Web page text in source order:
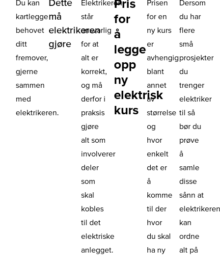
Du kan
kartlegge
behovet
ditt
fremover,
gjerne
sammen
med
elektrikeren.
Dette
må
elektrikeren
gjøre
Elektrikeren
står
ansvarlig
for at
alt er
korrekt,
og må
derfor i
praksis
gjøre
alt som
involverer
deler
som
skal
kobles
til det
elektriske
anlegget.
Pris
for
å
legge
opp
ny
elektrisk
kurs
Prisen
for en
ny kurs
er
avhengig
blant
annet
av
størrelse
og
hvor
enkelt
det er
å
komme
til der
hvor
du skal
ha ny
Dersom
du har
flere
små
prosjekter
du
trenger
elektriker
til så
bør du
prøve
å
samle
disse
sånn at
kan
ordne
alt på